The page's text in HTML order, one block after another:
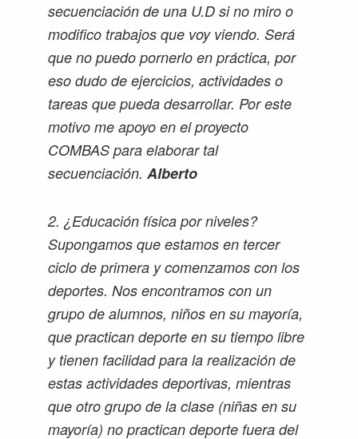
secuenciación de una U.D si no miro o
modifico trabajos que voy viendo. Será
que no puedo pornerlo en práctica, por
eso dudo de ejercicios, actividades o
tareas que pueda desarrollar. Por este
motivo me apoyo en el proyecto
COMBAS para elaborar tal
secuenciación. Alberto
2. ¿Educación física por niveles?
Supongamos que estamos en tercer
ciclo de primera y comenzamos con los
deportes. Nos encontramos con un
grupo de alumnos, niños en su mayoría,
que practican deporte en su tiempo libre
y tienen facilidad para la realización de
estas actividades deportivas, mientras
que otro grupo de la clase (niñas en su
mayoría) no practican deporte fuera del